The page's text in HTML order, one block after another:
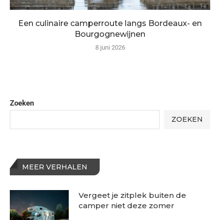
Een culinaire camperroute langs Bordeaux- en
Bourgognewijnen
8 juni 2026
Zoeken
ZOEKEN
MEER VERHALEN
Vergeet je zitplek buiten de
camper niet deze zomer